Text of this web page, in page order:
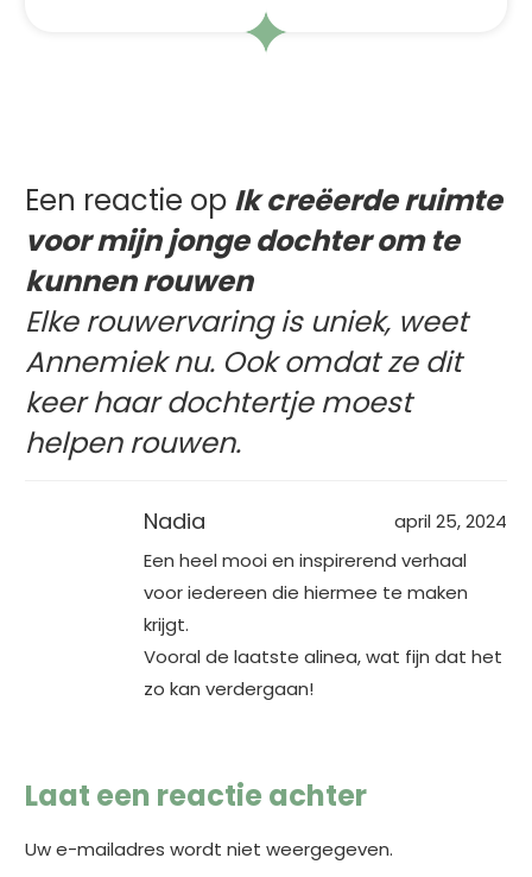
Een reactie op Ik creëerde ruimte
voor mijn jonge dochter om te
kunnen rouwen
Elke rouwervaring is uniek, weet
Annemiek nu. Ook omdat ze dit
keer haar dochtertje moest
helpen rouwen.
Nadia
april 25, 2024
Een heel mooi en inspirerend verhaal
voor iedereen die hiermee te maken
krijgt.
Vooral de laatste alinea, wat fijn dat het
zo kan verdergaan!
Laat een reactie achter
Uw e-mailadres wordt niet weergegeven.